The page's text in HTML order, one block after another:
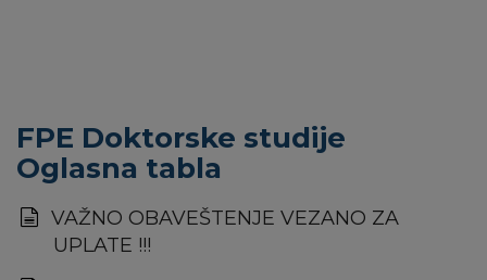
FPE Doktorske studije
Oglasna tabla
VAŽNO OBAVEŠTENJE VEZANO ZA
UPLATE !!!